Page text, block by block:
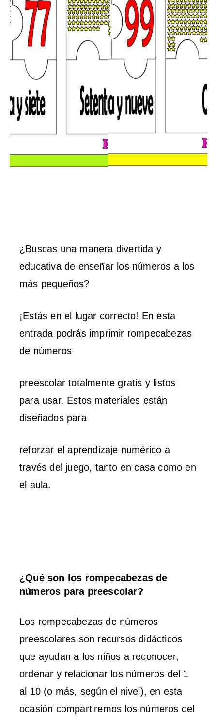
¿Buscas una manera divertida y
educativa de enseñar los números a los
más pequeños?
¡Estás en el lugar correcto! En esta
entrada podrás imprimir rompecabezas
de números
preescolar totalmente gratis y listos
para usar. Estos materiales están
diseñados para
reforzar el aprendizaje numérico a
través del juego, tanto en casa como en
el aula.
¿Qué son los rompecabezas de
números para preescolar?
Los rompecabezas de números
preescolares son recursos didácticos
que ayudan a los niños a reconocer,
ordenar y relacionar los números del 1
al 10 (o más, según el nivel), en esta
ocasión compartiremos los números del